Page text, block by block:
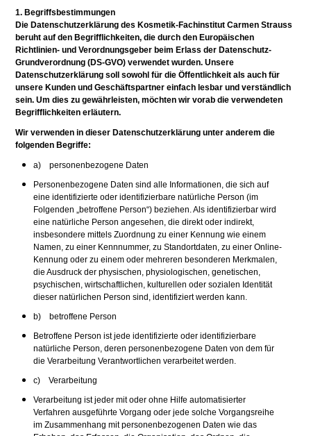
1. Begriffsbestimmungen
Die Datenschutzerklärung des Kosmetik-Fachinstitut Carmen Strauss
beruht auf den Begrifflichkeiten, die durch den Europäischen
Richtlinien- und Verordnungsgeber beim Erlass der Datenschutz-
Grundverordnung (DS-GVO) verwendet wurden. Unsere
Datenschutzerklärung soll sowohl für die Öffentlichkeit als auch für
unsere Kunden und Geschäftspartner einfach lesbar und verständlich
sein. Um dies zu gewährleisten, möchten wir vorab die verwendeten
Begrifflichkeiten erläutern.
Wir verwenden in dieser Datenschutzerklärung unter anderem die
folgenden Begriffe:
a) personenbezogene Daten
Personenbezogene Daten sind alle Informationen, die sich auf
eine identifizierte oder identifizierbare natürliche Person (im
Folgenden „betroffene Person“) beziehen. Als identifizierbar wird
eine natürliche Person angesehen, die direkt oder indirekt,
insbesondere mittels Zuordnung zu einer Kennung wie einem
Namen, zu einer Kennnummer, zu Standortdaten, zu einer Online-
Kennung oder zu einem oder mehreren besonderen Merkmalen,
die Ausdruck der physischen, physiologischen, genetischen,
psychischen, wirtschaftlichen, kulturellen oder sozialen Identität
dieser natürlichen Person sind, identifiziert werden kann.
b) betroffene Person
Betroffene Person ist jede identifizierte oder identifizierbare
natürliche Person, deren personenbezogene Daten von dem für
die Verarbeitung Verantwortlichen verarbeitet werden.
c) Verarbeitung
Verarbeitung ist jeder mit oder ohne Hilfe automatisierter
Verfahren ausgeführte Vorgang oder jede solche Vorgangsreihe
im Zusammenhang mit personenbezogenen Daten wie das